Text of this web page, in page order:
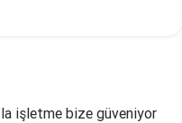
işletme bize güveniyor